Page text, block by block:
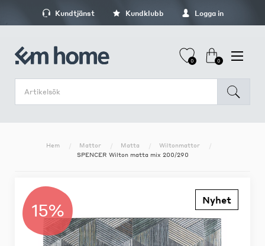
Kundtjänst Kundklubb Logga in
0 0
Hem Mattor Matta
Wiltonmattor
SPENCER Wilton matta mix 200/290
15% Nyhet